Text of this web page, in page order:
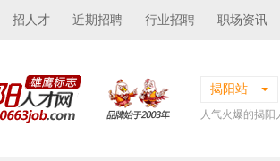
招人才 近期招聘 行业招聘 职场资讯
揭阳站
人气火爆的揭阳